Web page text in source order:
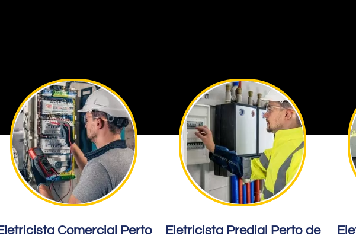
Comercial Perto
Eletricista Predial Perto de